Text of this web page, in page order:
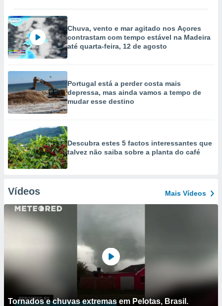
Chuva, vento e mar agitado nos Açores
contrastam com tempo estável na Madeira
até quarta-feira, 12 de agosto
Portugal está a perder costa mais
depressa, mas ainda vamos a tempo de
mudar esse destino
Descubra estes 5 factos interessantes que
talvez não saiba sobre a planta do café
Vídeos Mais Vídeos
Tornados e chuvas extremas em Pelotas, Brasil.